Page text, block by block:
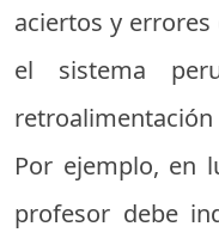
aciertos y
el sistema
Por ejemplo, en
profesor debe